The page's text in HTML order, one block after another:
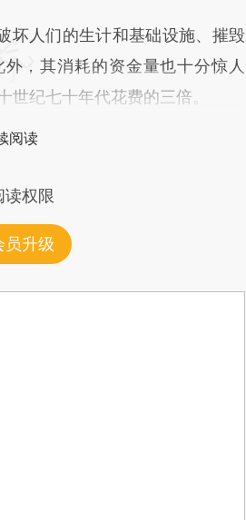
人们的生计和基础设施、摧毁
，其消耗的资金量也十分惊人
纪七十年代花费的三倍。
阅读
权限
员升级